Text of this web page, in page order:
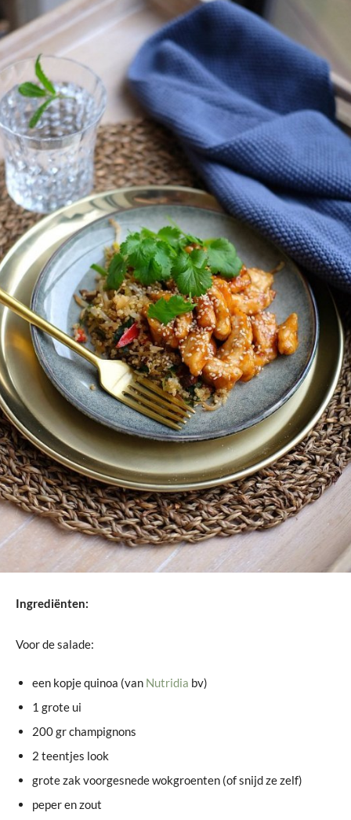
Ingrediënten:
Voor de salade:
een kopje quinoa (van Nutridia bv)
1 grote ui
200 gr champignons
2 teentjes look
grote zak voorgesnede wokgroenten (of snijd ze zelf)
peper en zout